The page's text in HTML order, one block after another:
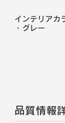
インテリアカ
・ グレー
品質情報